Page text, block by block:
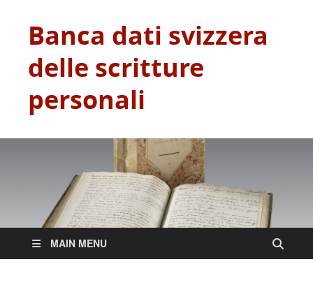
Banca dati svizzera
delle scritture
personali
MAIN MENU